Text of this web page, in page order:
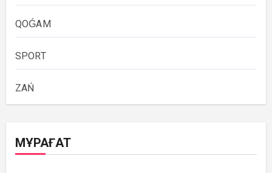
QOǴAM
SPORT
ZAŃ
МҰРАҒАТ